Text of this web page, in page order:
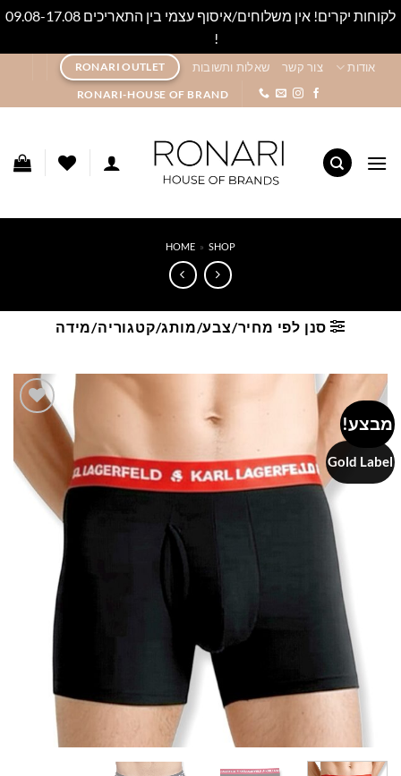
לקוחות יקרים! אין משלוחים/איסוף עצמי בין התאריכים 09.08-17.08
!
content
אודות צור קשר שאלות ותשובות RONARI OUTLET
RONARI-HOUSE OF BRAND
HOME » SHOP
סנן לפי מחיר/צבע/מותג/קטגוריה/מידה
מבצע!
Gold Label